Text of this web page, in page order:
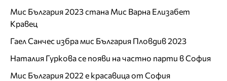
Мис България 2023 стана Мис Варна Елизабет
Кравец
Гаел Санчес избра мис България Пловдив 2023
Наталия Гуркова се появи на частно парти в София
Мис България 2022 е красавица от София